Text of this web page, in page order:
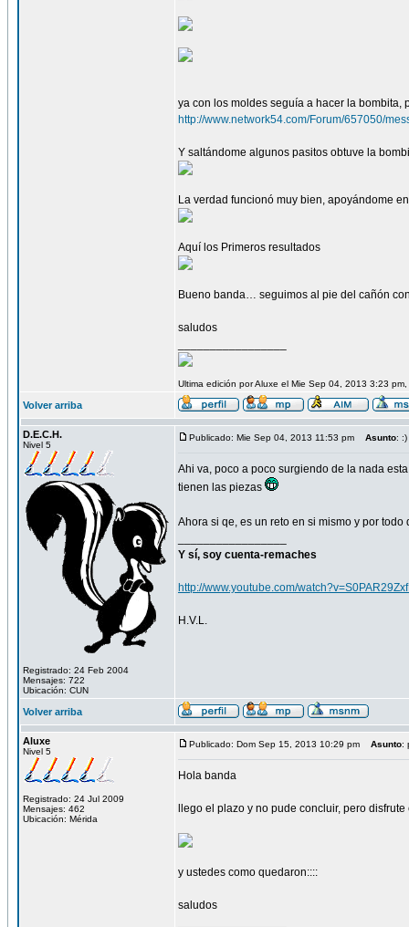
ya con los moldes seguía a hacer la
http://www.network54.com/Forum/657050/
Y saltándome algunos pasitos obtuve la
La verdad funcionó muy bien, apoyándome
Aquí los Primeros resultados
Bueno banda… seguimos al pie del cañón
saludos
Ultima edición por Aluxe el Mie Sep 04, 2013 3:23
Volver arriba
D.E.C.H.
Nivel 5
Registrado: 24 Feb 2004
Mensajes: 722
Ubicación: CUN
Publicado: Mie Sep 04, 2013 11:53 pm Asunto: :)
Ahi va, poco a poco surgiendo de la nada
tienen las piezas
Ahora si qe, es un reto en si mismo y por
Y sí, soy cuenta-remaches
http://www.youtube.com/
H.V.L.
Volver arriba
Aluxe
Nivel 5
Registrado: 24 Jul 2009
Mensajes: 462
Ubicación: Mérida
Publicado: Dom Sep 15, 2013 10:29 pm Asunto:
Hola banda
llego el plazo y no pude concluir, pero
y ustedes como quedaron::::
saludos